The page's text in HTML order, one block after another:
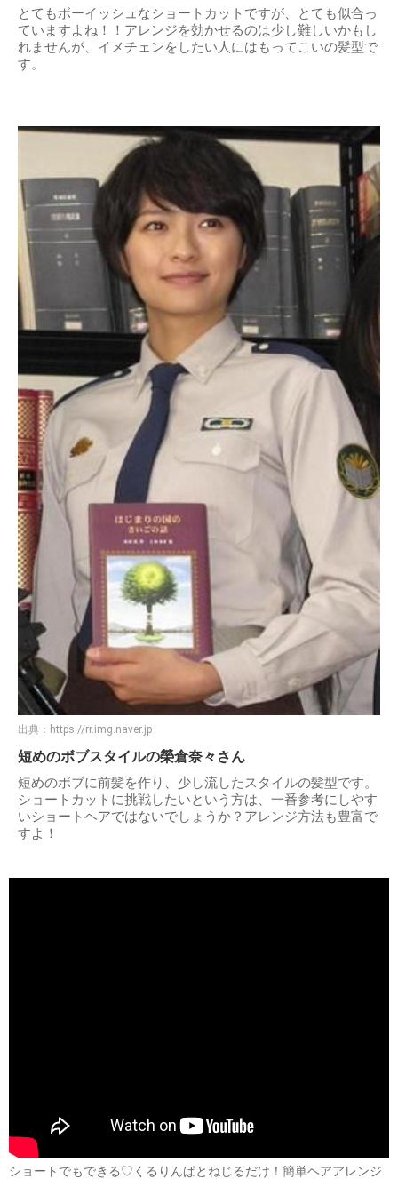
とてもボーイッシュなショートカットですが、とても似合っ
ていますよね！！アレンジを効かせるのは少し難しいかもし
れませんが、イメチェンをしたい人にはもってこいの髪型で
す。
出典： https://rr.img.naver.jp
短めのボブスタイルの榮倉奈々さん
短めのボブに前髪を作り、少し流したスタイルの髪型です。
ショートカットに挑戦したいという方は、一番参考にしやす
いショートヘアではないでしょうか？アレンジ方法も豊富で
すよ！
ショートでもできる♡くるりんぱとねじるだけ！簡単ヘアアレンジ